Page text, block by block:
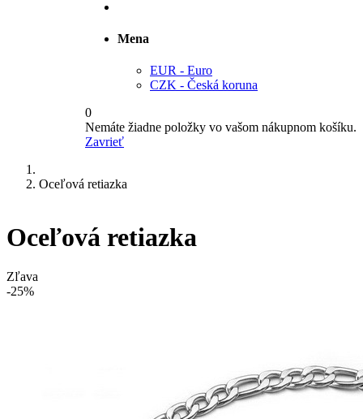
Mena
EUR - Euro
CZK - Česká koruna
0
Nemáte žiadne položky vo vašom nákupnom košíku.
Zavrieť
Oceľová retiazka
Oceľová retiazka
Zľava
-25%